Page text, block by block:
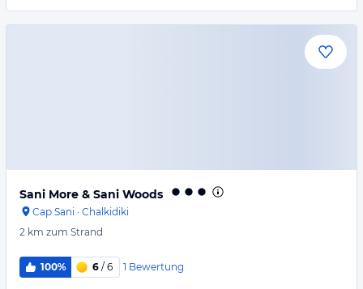
Sani More & Sani Woods
Cap Sani · Chalkidiki
2 km zum Strand
100% 6 / 6 1 Bewertung